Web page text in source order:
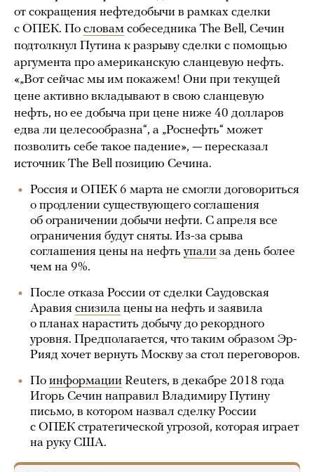
от сокращения нефтедобычи в рамках сделки
с ОПЕК. По словам собеседника The Bell, Сечин
подтолкнул Путина к разрыву сделки с помощью
аргумента про американскую сланцевую нефть.
«„Вот сейчас мы им покажем! Они при текущей
цене активно вкладывают в свою сланцевую
нефть, но ее добыча при цене ниже 40 долларов
едва ли целесообразна“, а „Роснефть“ может
позволить себе такое падение», — пересказал
источник The Bell позицию Сечина.
Россия и ОПЕК 6 марта не смогли договориться
о продлении существующего соглашения
об ограничении добычи нефти. С апреля все
ограничения будут сняты. Из-за срыва
соглашения цены на нефть упали за день более
чем на 9%.
После отказа России от сделки Саудовская
Аравия снизила цены на нефть и заявила
о планах нарастить добычу до рекордного
уровня. Предполагается, что таким образом Эр-
Рияд хочет вернуть Москву за стол переговоров.
По информации Reuters, в декабре 2018 года
Игорь Сечин направил Владимиру Путину
письмо, в котором назвал сделку России
с ОПЕК стратегической угрозой, которая играет
на руку США.